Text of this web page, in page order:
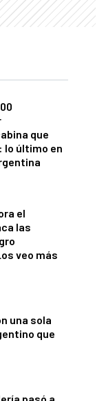
que
lo último en
el
las
veo más
una sola
que